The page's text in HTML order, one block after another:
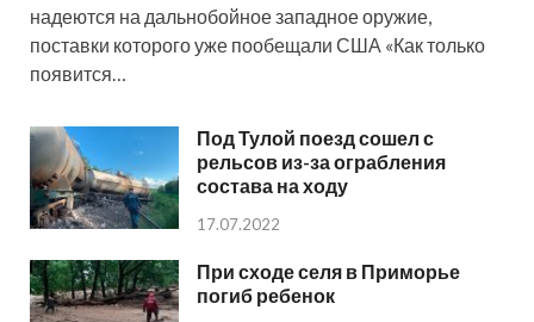
надеются на дальнобойное западное оружие,
поставки которого уже пообещали США «Как только
появится…
Под Тулой поезд сошел с
рельсов из-за ограбления
состава на ходу
17.07.2022
При сходе селя в Приморье
погиб ребенок